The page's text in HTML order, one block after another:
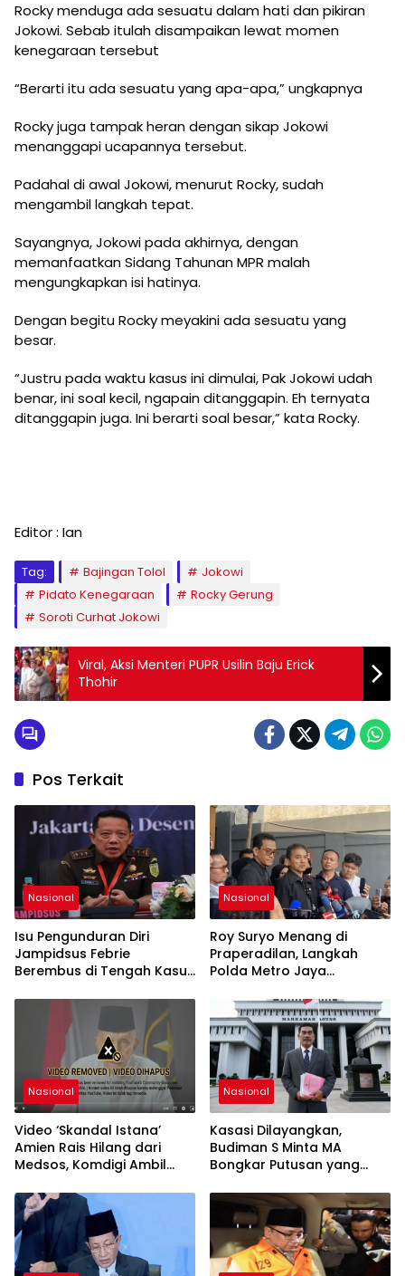
Rocky menduga ada sesuatu dalam hati dan pikiran
Jokowi. Sebab itulah disampaikan lewat momen
kenegaraan tersebut
“Berarti itu ada sesuatu yang apa-apa,” ungkapnya
Rocky juga tampak heran dengan sikap Jokowi
menanggapi ucapannya tersebut.
Padahal di awal Jokowi, menurut Rocky, sudah
mengambil langkah tepat.
Sayangnya, Jokowi pada akhirnya, dengan
memanfaatkan Sidang Tahunan MPR malah
mengungkapkan isi hatinya.
Dengan begitu Rocky meyakini ada sesuatu yang
besar.
“Justru pada waktu kasus ini dimulai, Pak Jokowi udah
benar, ini soal kecil, ngapain ditanggapin. Eh ternyata
ditanggapin juga. Ini berarti soal besar,” kata Rocky.
Editor : Ian
Tag: Bajingan Tolol
Jokowi
Pidato Kenegaraan
Rocky Gerung
Soroti Curhat Jokowi
Viral, Aksi Menteri PUPR Usilin Baju Erick
Thohir
Pos Terkait
Nasional
Isu Pengunduran Diri
Jampidsus Febrie
Berembus di Tengah Kasus
Nasional
Roy Suryo Menang di
Praperadilan, Langkah
Polda Metro Jaya
Nasional
Video ‘Skandal Istana’
Amien Rais Hilang dari
Medsos, Komdigi Ambil
Nasional
Kasasi Dilayangkan,
Budiman S Minta MA
Bongkar Putusan yang